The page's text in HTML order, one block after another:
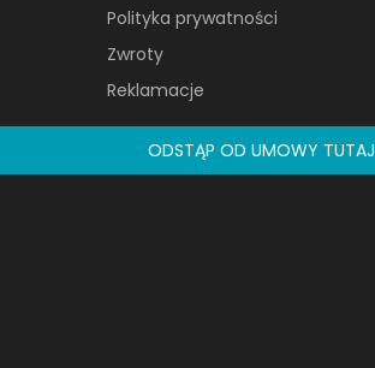
Polityka prywatności
Zwroty
Reklamacje
ODSTĄP OD UMOWY TUTAJ